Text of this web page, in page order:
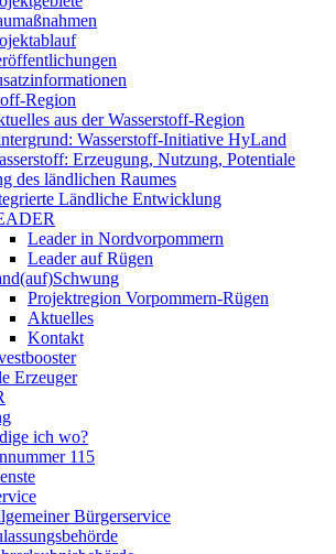
Region
aus der Wasserstoff-Region
Wasserstoff-Initiative HyLand
Erzeugung, Nutzung, Potentiale
des ländlichen Raumes
Ländliche Entwicklung
Leader in Nordvorpommern
Leader auf Rügen
Projektregion Vorpommern-Rügen
Aktuelles
Kontakt
Erzeuger
ich wo?
115
Bürgerservice